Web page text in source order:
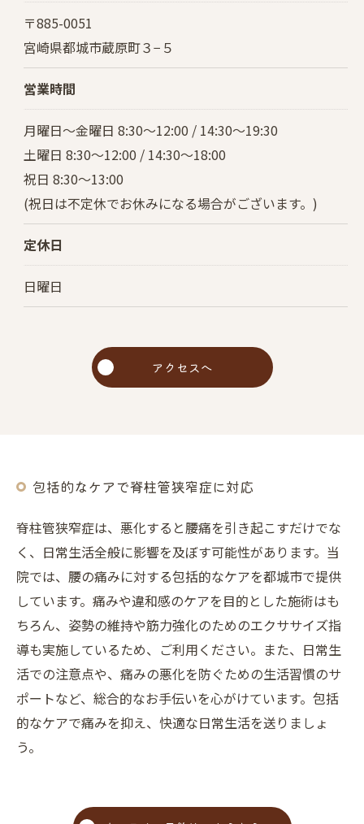
〒885-0051
宮崎県都城市蔵原町３−５
営業時間
月曜日～金曜日 8:30～12:00 / 14:30～19:30
土曜日 8:30～12:00 / 14:30～18:00
祝日 8:30～13:00
(祝日は不定休でお休みになる場合がございます。)
定休日
日曜日
アクセスへ
包括的なケアで脊柱管狭窄症に対応
脊柱管狭窄症は、悪化すると腰痛を引き起こすだけでな
く、日常生活全般に影響を及ぼす可能性があります。当
院では、腰の痛みに対する包括的なケアを都城市で提供
しています。痛みや違和感のケアを目的とした施術はも
ちろん、姿勢の維持や筋力強化のためのエクササイズ指
導も実施しているため、ご利用ください。また、日常生
活での注意点や、痛みの悪化を防ぐための生活習慣のサ
ポートなど、総合的なお手伝いを心がけています。包括
的なケアで痛みを抑え、快適な日常生活を送りましょ
う。